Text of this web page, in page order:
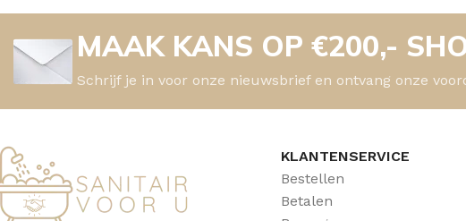
MAAK KANS OP €200,-
Schrijf je in voor onze nieuwsbrief en ontvang onze
KLANTENSERVICE
Bestellen
Betalen